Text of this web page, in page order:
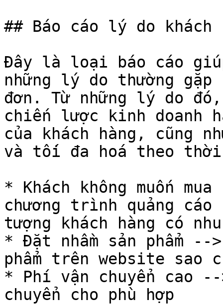
## Báo cáo lý do khách
Đây là loại báo cáo
những lý do thường gặp
đơn. Từ những lý do
chiến lược kinh doanh
của khách hàng, cũng
và tối đa hoá theo
* Khách không muốn
chương trình quảng cáo
tượng khách hàng có
* Đặt nhầm sản phẩm
phẩm trên website sao
* Phí vận chuyển cao
chuyển cho phù hợp